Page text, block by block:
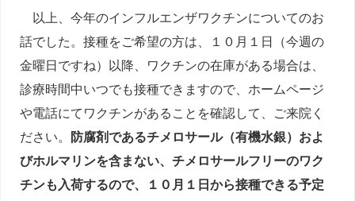
以上、今年のインフルエンザワクチンについてのお
話でした。接種をご希望の方は、１０月１日（今週の
金曜日ですね）以降、ワクチンの在庫がある場合は、
診療時間中いつでも接種できますので、ホームページ
や電話にてワクチンがあることを確認して、ご来院く
ださい。
防腐剤であるチメロサール（有機水銀）およ
びホルマリンを含まない、チメロサールフリーのワク
チンも入荷するので、１０月１日から接種できる予定